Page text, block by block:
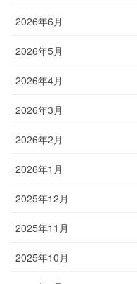
2026年6月
2026年5月
2026年4月
2026年3月
2026年2月
2026年1月
2025年12月
2025年11月
2025年10月